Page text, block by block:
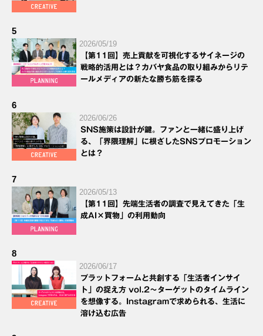
5
2026/05/19
【第11回】売上貢献を可視化するサイネージの
戦略的活用とは？カバヤ食品の取り組みからリテ
ールメディアの新たな勝ち筋を探る
6
2026/06/26
SNS施策は設計が鍵。ファンと一緒に盛り上げ
る、「界隈理解」に根ざしたSNSプロモーション
とは？
7
2026/05/13
【第11回】先端生活者の調査で見えてきた「生
成AI×買物」の利用動向
8
2026/06/17
プラットフォームと共創する「生活者インサイ
ト」の捉え方 vol.2～ターゲットのタイムライン
を想像する。Instagramで求められる、生活に
溶け込む広告